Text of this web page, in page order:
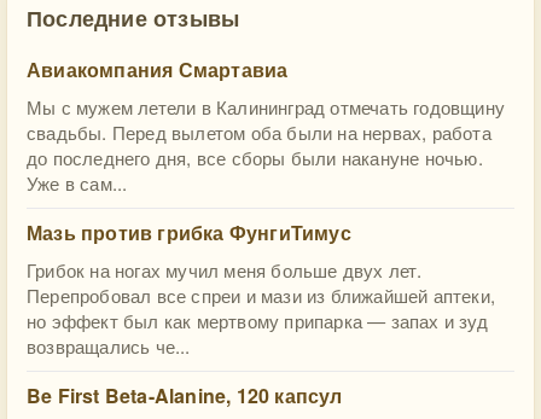
Последние отзывы
Авиакомпания Смартавиа
Мы с мужем летели в Калининград отмечать годовщину
свадьбы. Перед вылетом оба были на нервах, работа
до последнего дня, все сборы были накануне ночью.
Уже в сам...
Мазь против грибка ФунгиТимус
Грибок на ногах мучил меня больше двух лет.
Перепробовал все спреи и мази из ближайшей аптеки,
но эффект был как мертвому припарка — запах и зуд
возвращались че...
Be First Beta-Alanine, 120 капсул